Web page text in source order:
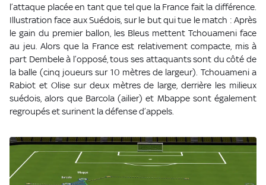
l’attaque placée en tant que tel que la France fait la différence.
Illustration face aux Suédois, sur le but qui tue le match : Après
le gain du premier ballon, les Bleus mettent Tchouameni face
au jeu. Alors que la France est relativement compacte, mis à
part Dembele à l’opposé, tous ses attaquants sont du côté de
la balle (cinq joueurs sur 10 mètres de largeur). Tchouameni a
Rabiot et Olise sur deux mètres de large, derrière les milieux
suédois, alors que Barcola (ailier) et Mbappe sont également
regroupés et surinent la défense d’appels.